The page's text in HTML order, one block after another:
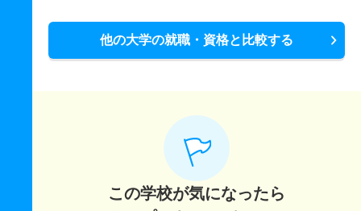
他の大学の就職・資格と比較する
この学校が気になったら